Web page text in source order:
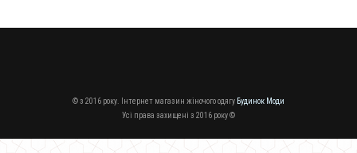
Жіноче стильне пальто із пишною спідницею і поясом
1310.00грн.930.00грн.
© з 2016 року. Інтернет магазин жіночого одягу Будинок Моди
Усі права захищені з 2016 року ©